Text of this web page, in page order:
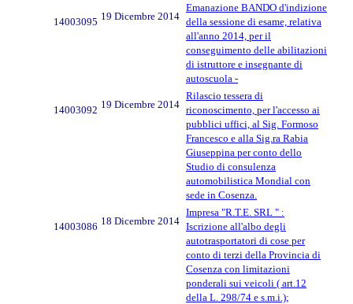
14003095 19 Dicembre 2014
Emanazione BANDO d'indizione
della sessione di esame, relativa
all'anno 2014, per il
conseguimento delle abilitazioni
di istruttore e insegnante di
autoscuola -
14003092 19 Dicembre 2014
Rilascio tessera di
riconoscimento, per l'accesso ai
pubblici uffici, al Sig. Formoso
Francesco e alla Sig.ra Rabia
Giuseppina per conto dello
Studio di consulenza
automobilistica Mondial con
sede in Cosenza.
14003086 18 Dicembre 2014
Impresa "R.T.E. SRL " :
Iscrizione all'albo degli
autotrasportatori di cose per
conto di terzi della Provincia di
Cosenza con limitazioni
ponderali sui veicoli ( art.12
della L. 298/74 e s.m.i.);